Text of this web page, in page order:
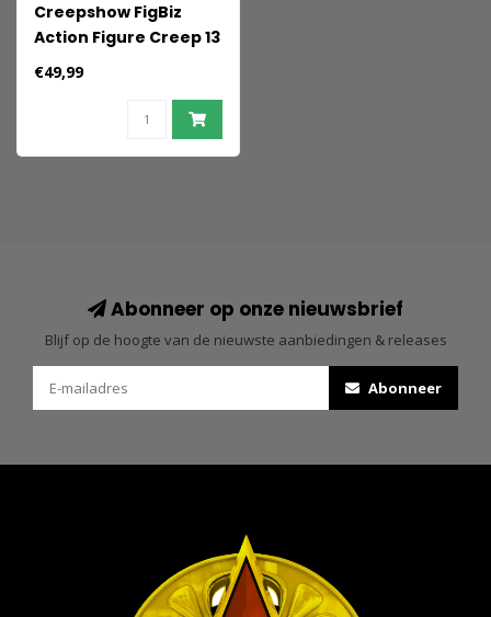
Creepshow FigBiz
Action Figure Creep 13
cm
€49,99
Abonneer op onze nieuwsbrief
Blijf op de hoogte van de nieuwste aanbiedingen & releases
Abonneer